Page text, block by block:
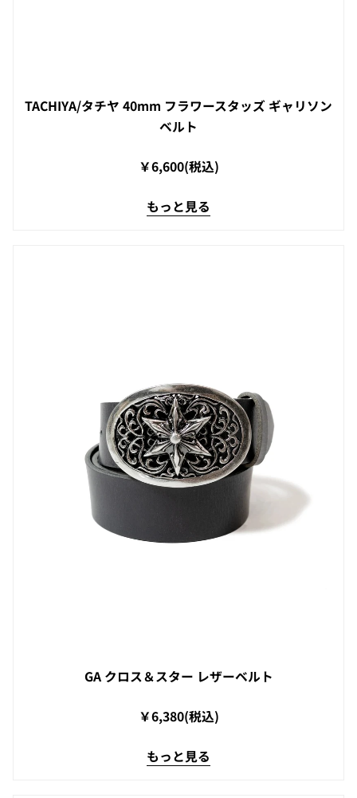
TACHIYA/タチヤ 40mm フラワースタッズ ギャリソン
ベルト
￥6,600(税込)
もっと見る
GA クロス＆スター レザーベルト
￥6,380(税込)
もっと見る